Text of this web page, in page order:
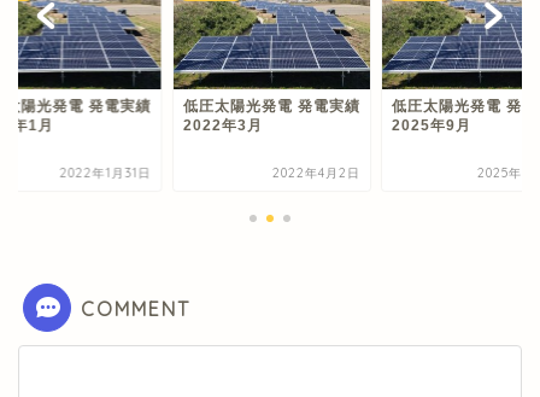
太陽光発電 発電実績
年1月
2022年1月31日
低圧太陽光発電 発電実績
2022年3月
2022年4月2日
低圧太陽光発電 発電
2025年9月
2025年10
COMMENT